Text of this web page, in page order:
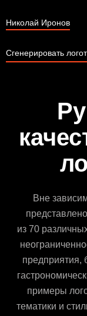
Николай Иронов
Сгенерировать
Вне
из 70
предприятия,
примеры
тематики и